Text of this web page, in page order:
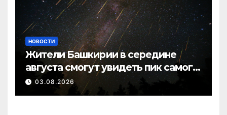
НОВОСТИ
Жители Башкирии в середине
августа смогут увидеть пик самого
яркого звездопада года
03.08.2026